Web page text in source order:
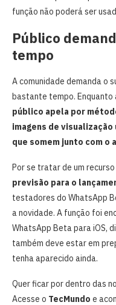
função não poderá ser
Público
tempo
A comunidade demanda o
bastante tempo. Enquanto
público apela por
imagens de
que somem junto com o
Por se tratar de um
previsão para o
testadores do WhatsApp
a novidade. A função foi
WhatsApp Beta para iOS,
também deve estar em
tenha aparecido ainda.
Quer ficar por dentro das
Acesse o TecMundo e